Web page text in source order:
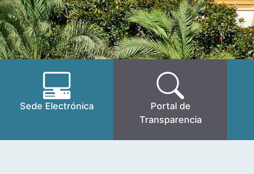
Sede Electrónica
Portal de
Transparencia